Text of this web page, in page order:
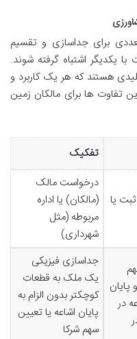
برای جداسازی و تقسیم
یکدیگر اشتباه گرفته شوند.
هستند که هر یک کاربرد و
تفاوت ها برای مالکان زمین
تفکیک
یا
درخواست مالک
(مالکان) یا اداره
مربوطه (مثل
شهرداری)
پایان
در
جداسازی فیزیکی
یک ملک به قطعات
کوچکتر بدون الزام به
پایان اشاعه یا تعیین
سهم شرکا